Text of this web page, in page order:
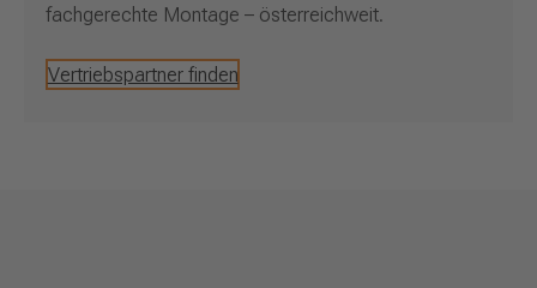
fachgerechte Montage – österreichweit.
Vertriebspartner finden